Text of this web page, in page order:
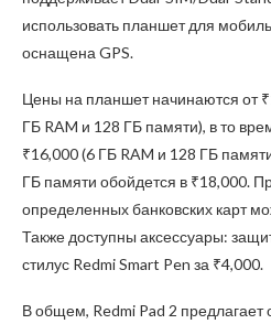
использовать планшет для
оснащена GPS.
Цены на планшет начинаются от
ГБ RAM и 128 ГБ памяти), в то
₹16,000 (6 ГБ RAM и 128 ГБ
ГБ памяти обойдется в ₹18,000.
определенных банковских карт
Также доступны аксессуары:
стилус Redmi Smart Pen за ₹4,000.
В общем, Redmi Pad 2 предлагает